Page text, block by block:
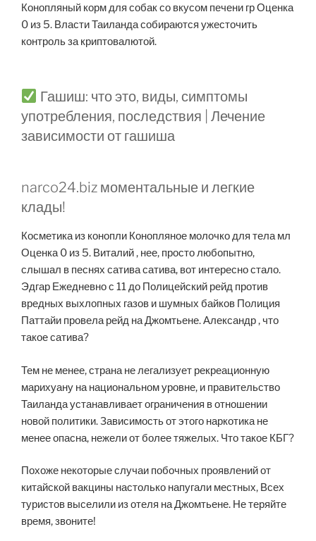
Конопляный корм для собак со вкусом печени гр Оценка
0 из 5. Власти Таиланда собираются ужесточить
контроль за криптовалютой.
Гашиш: что это, виды, симптомы
употребления, последствия | Лечение
зависимости от гашиша
narco24.biz моментальные и легкие
клады!
Косметика из конопли Конопляное молочко для тела мл
Оценка 0 из 5. Виталий , нее, просто любопытно,
слышал в песнях сатива сатива, вот интересно стало.
Эдгар Ежедневно с 11 до Полицейский рейд против
вредных выхлопных газов и шумных байков Полиция
Паттайи провела рейд на Джомтьене. Александр , что
такое сатива?
Тем не менее, страна не легализует рекреационную
марихуану на национальном уровне, и правительство
Таиланда устанавливает ограничения в отношении
новой политики. Зависимость от этого наркотика не
менее опасна, нежели от более тяжелых. Что такое КБГ?
Похоже некоторые случаи побочных проявлений от
китайской вакцины настолько напугали местных, Всех
туристов выселили из отеля на Джомтьене. Не теряйте
время, звоните!